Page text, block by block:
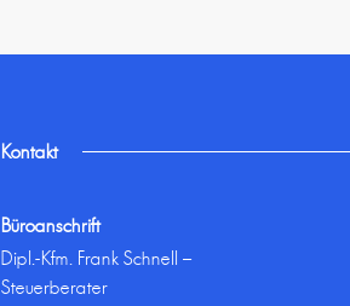
Kontakt
Büroanschrift
Dipl.-Kfm. Frank Schnell –
Steuerberater